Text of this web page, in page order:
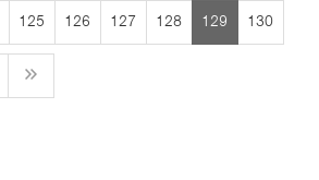
125 126 127 128 129 130